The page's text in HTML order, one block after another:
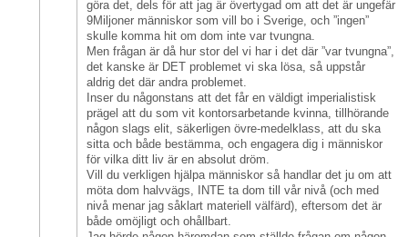
göra det, dels för att jag är övertygad om att det är ungefär
9Miljoner människor som vill bo i Sverige, och ”ingen”
skulle komma hit om dom inte var tvungna.
Men frågan är då hur stor del vi har i det där ”var tvungna”,
det kanske är DET problemet vi ska lösa, så uppstår
aldrig det där andra problemet.
Inser du någonstans att det får en väldigt imperialistisk
prägel att du som vit kontorsarbetande kvinna, tillhörande
någon slags elit, säkerligen övre-medelklass, att du ska
sitta och både bestämma, och engagera dig i människor
för vilka ditt liv är en absolut dröm.
Vill du verkligen hjälpa människor så handlar det ju om att
möta dom halvvägs, INTE ta dom till vår nivå (och med
nivå menar jag såklart materiell välfärd), eftersom det är
både omöjligt och ohållbart.